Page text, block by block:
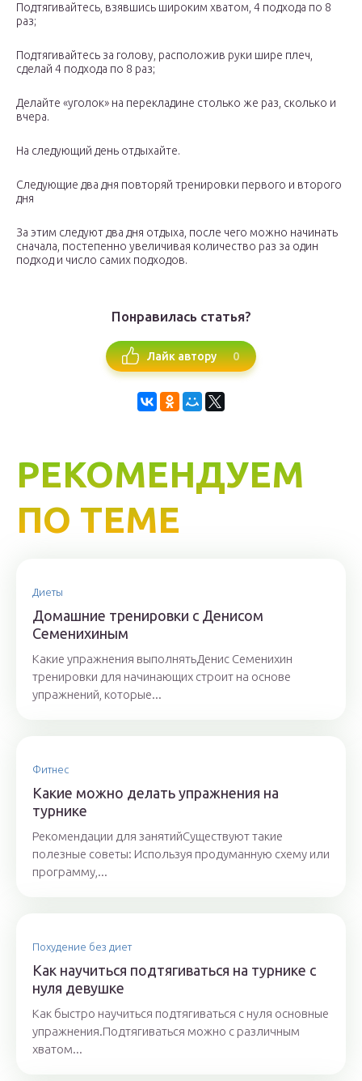
Подтягивайтесь, взявшись широким хватом, 4 подхода по 8
раз;
Подтягивайтесь за голову, расположив руки шире плеч,
сделай 4 подхода по 8 раз;
Делайте «уголок» на перекладине столько же раз, сколько и
вчера.
На следующий день отдыхайте.
Следующие два дня повторяй тренировки первого и второго
дня
За этим следуют два дня отдыха, после чего можно начинать
сначала, постепенно увеличивая количество раз за один
подход и число самих подходов.
Понравилась статья?
Лайк автору 0
РЕКОМЕНДУЕМ
ПО ТЕМЕ
Диеты
Домашние тренировки с Денисом
Семенихиным
Какие упражнения выполнятьДенис Семенихин
тренировки для начинающих строит на основе
упражнений, которые...
Фитнес
Какие можно делать упражнения на
турнике
Рекомендации для занятийСуществуют такие
полезные советы: Используя продуманную схему или
программу,...
Похудение без диет
Как научиться подтягиваться на турнике с
нуля девушке
Как быстро научиться подтягиваться с нуля основные
упражнения.Подтягиваться можно с различным
хватом...